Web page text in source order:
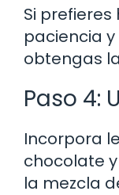
Si
paciencia
obtengas
Paso 4:
Incorpora
chocolate
la mezcla